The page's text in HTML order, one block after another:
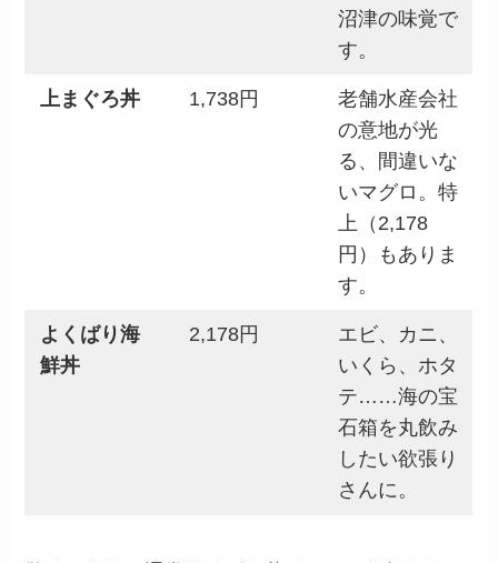
沼津の味覚で
す。
上まぐろ丼 1,738円
老舗水産会社
の意地が光
る、間違いな
いマグロ。特
上（2,178
円）もありま
す。
よくばり海
鮮丼
2,178円
エビ、カニ、
いくら、ホタ
テ……海の宝
石箱を丸飲み
したい欲張り
さんに。